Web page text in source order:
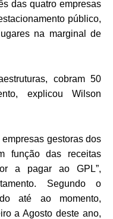
das quatro empresas
público,
na marginal de
cobram 50
explicou Wilson
gestoras dos
função das receitas
a pagar ao GPL”,
Segundo o
até ao momento,
a Agosto deste ano,